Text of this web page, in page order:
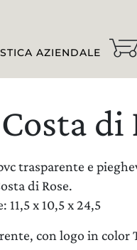
AZIENDALE
Area riservata
va spedito il vino?
di
trasparente e
di Rose.
11,5 x 10,5 x 24,5
con logo in color